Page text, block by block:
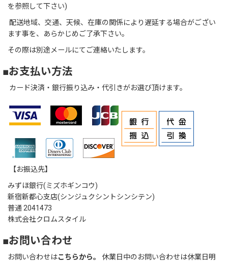
を参照して下さい)
配送地域、交通、天候、在庫の関係により遅延する場合がござい
ます事を、あらかじめご了承下さい。
その際は別途メールにてご連絡いたします。
■お支払い方法
カード決済・銀行振り込み・代引きがお選び頂けます。
【お振込先】
みずほ銀行(ミズホギンコウ)
新宿新都心支店(シンジュクシントシンシテン)
普通 2041473
株式会社クロムスタイル
■お問い合わせ
お問い合わせはこちらから。 休業日中のお問い合わせは休業日明